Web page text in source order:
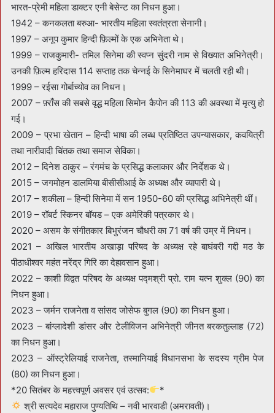
भारत-प्रेमी महिला डाक्टर एनी बेसेन्ट का निधन हुआ।
1942 – कनकलता बरुआ- भारतीय महिला स्वतंत्रता सेनानी।
1997 – अनूप कुमार हिन्दी फ़िल्मों के एक अभिनेता थे।
1999 – राजकुमारी- तमिल सिनेमा की स्वप्न सुंदरी नाम से विख्यात अभिनेत्री।
उनकी फ़िल्म हरिदास 114 सप्ताह तक चेन्नई के सिनेमाघर में चलती रही थी।
1999 – रईसा गोर्बाच्योव का निधन।
2007 – फ़्राँस की सबसे वृद्ध महिला सिमोन कैपोन की 113 की अवस्‍था में मृत्‍यु हो
गई।
2009 – प्रभा खेतान – हिन्दी भाषा की लब्ध प्रतिष्ठित उपन्यासकार, कवयित्री
तथा नारीवादी चिंतक तथा समाज सेविका।
2012 – दिनेश ठाकुर – रंगमंच के प्रसिद्ध कलाकार और निर्देशक थे।
2015 – जगमोहन डालमिया बीसीसीआई के अध्यक्ष और व्यापारी थे।
2017 – शकीला – हिन्दी सिनेमा में सन 1950-60 की प्रसिद्ध अभिनेत्री थीं।
2019 – रॉबर्ट स्किनर बॉयड – एक अमेरिकी पत्रकार थे।
2020 – असम के संगीतकार बिभुरंजन चौधरी का 71 वर्ष की उम्र में निधन।
2021 – अखिल भारतीय अखाड़ा परिषद के अध्यक्ष रहे बाघंबरी गद्दी मठ के
पीठाधीश्वर महंत नरेंद्र गिरि का देहावसान हुआ।
2022 – काशी विद्वत परिषद के अध्यक्ष पद्मश्री प्रो. राम यत्न शुक्ल (90) का
निधन हुआ।
2023 – जर्मन राजनेता व सांसद जोसेफ बुगल (90) का निधन हुआ।
2023 – बांग्लादेशी डांसर और टेलीविजन अभिनेत्री जीनत बरकतुल्लाह (72)
का निधन हुआ।
2023 – ऑस्ट्रेलियाई राजनेता, तस्मानियाई विधानसभा के सदस्य ग्रीम पेज
(80) का निधन हुआ।
*20 सितंबर के महत्त्वपूर्ण अवसर एवं उत्सव:
*
श्री सत्यदेव महाराज पुण्यतिथि – नवी भारवाडी (अमरावती)।